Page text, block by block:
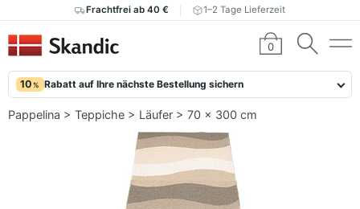
Frachtfrei ab 40 € 1–2 Tage Lieferzeit
0
10 % Rabatt auf Ihre nächste Bestellung sichern
Pappelina > Teppiche > Läufer > 70 x 300 cm